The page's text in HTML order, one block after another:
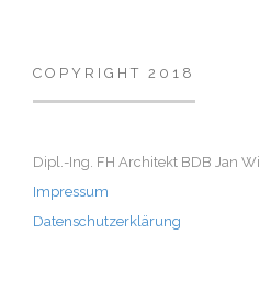
COPYRIGHT 2018
Dipl.-Ing. FH Architekt BDB Jan
Impressum
Datenschutzerklärung